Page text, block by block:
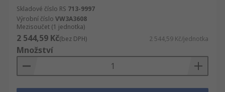
Skladové číslo RS 713-9997
Výrobní číslo VW3A3608
Mezisoučet (1 jednotka)
2 544,59 Kč(bez DPH) 2 544,59 Kč/jednotka
Množství